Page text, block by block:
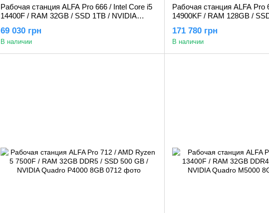
Рабочая станция ALFA Pro 666 / Intel Core i5
14400F / RAM 32GB / SSD 1TB / NVIDIA
69 030 грн
В наличии
Рабочая станция ALFA Pro
14900KF / RAM 128GB /
171 780 грн
В наличии